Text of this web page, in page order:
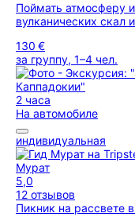
Поймать атмосферу
вулканических скал
130 €
за группу, 1–4 чел.
2 часа
На автомобиле
индивидуальная
Мурат
5,0
12 отзывов
Пикник на рассвете